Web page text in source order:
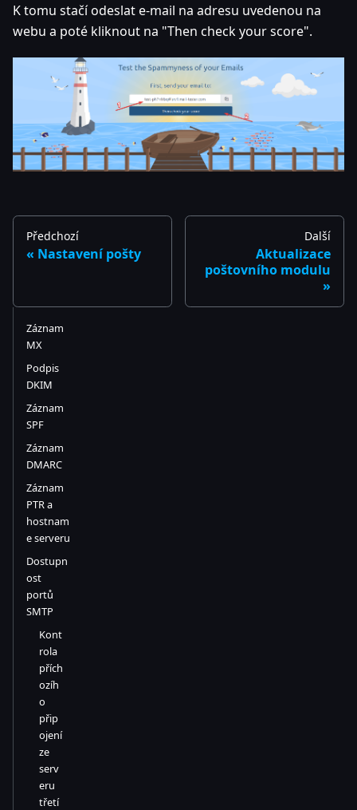
K tomu stačí odeslat e-mail na adresu uvedenou na
webu a poté kliknout na "Then check your score".
Předchozí
Nastavení pošty
Další
Aktualizace
poštovního modulu
Záznam
MX
Podpis
DKIM
Záznam
SPF
Záznam
DMARC
Záznam
PTR a
hostnam
e serveru
Dostupn
ost
portů
SMTP
Kont
rola
přích
ozíh
o
přip
ojení
ze
serv
eru
třetí